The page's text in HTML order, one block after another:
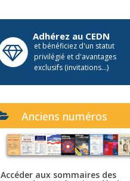
Adhérez au CEDN
et bénéficiez d'un statut
privilégié et d'avantages
exclusifs (invitations...)
Anciens numéros
Accéder aux sommaires des